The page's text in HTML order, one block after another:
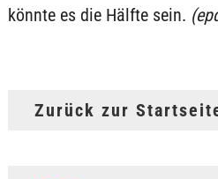
könnte es die Hälfte sein.
Zurück zur